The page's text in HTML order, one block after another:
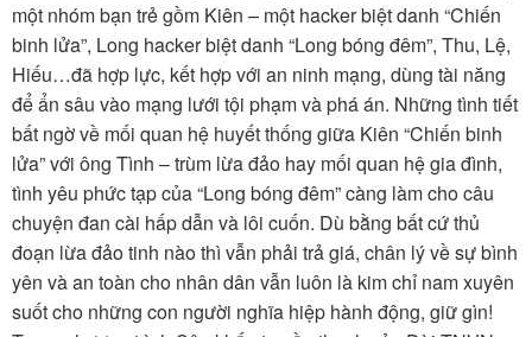
một nhóm bạn trẻ gồm Kiên – một hacker biệt danh “Chiến
binh lửa”, Long hacker biệt danh “Long bóng đêm”, Thu, Lệ,
Hiếu…đã hợp lực, kết hợp với an ninh mạng, dùng tài năng
để ẩn sâu vào mạng lưới tội phạm và phá án. Những tình tiết
bất ngờ về mối quan hệ huyết thống giữa Kiên “Chiến binh
lửa” với ông Tình – trùm lừa đảo hay mối quan hệ gia đình,
tình yêu phức tạp của “Long bóng đêm” càng làm cho câu
chuyện đan cài hấp dẫn và lôi cuốn. Dù bằng bất cứ thủ
đoạn lừa đảo tinh nào thì vẫn phải trả giá, chân lý về sự bình
yên và an toàn cho nhân dân vẫn luôn là kim chỉ nam xuyên
suốt cho những con người nghĩa hiệp hành động, giữ gìn!